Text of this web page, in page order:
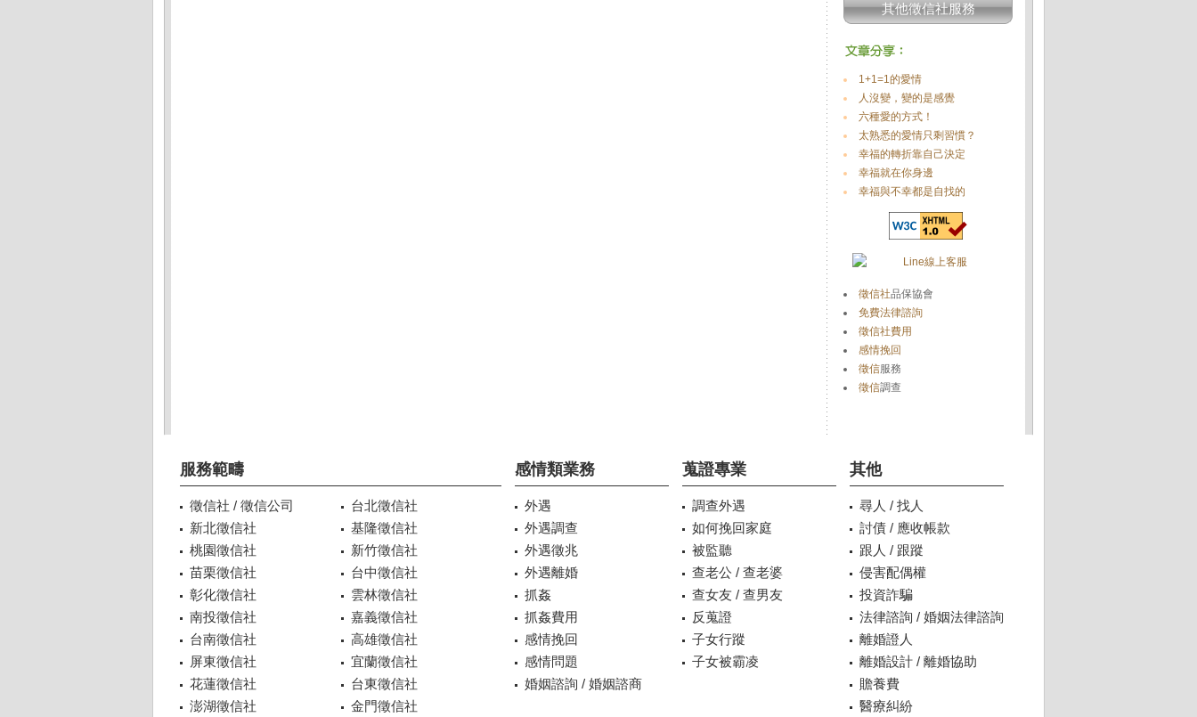
其他徵信社服務
1+1=1的愛情
人沒變，變的是感覺
六種愛的方式！
太熟悉的愛情只剩習慣？
幸福的轉折靠自己決定
幸福就在你身邊
幸福與不幸都是自找的
徵信社品保協會
免費法律諮詢
徵信社費用
感情挽回
徵信服務
徵信調查
服務範疇
徵信社 / 徵信公司
台北徵信社
新北徵信社
基隆徵信社
桃園徵信社
新竹徵信社
苗栗徵信社
台中徵信社
彰化徵信社
雲林徵信社
南投徵信社
嘉義徵信社
台南徵信社
高雄徵信社
屏東徵信社
宜蘭徵信社
花蓮徵信社
台東徵信社
澎湖徵信社
金門徵信社
感情類業務
外遇
外遇調查
外遇徵兆
外遇離婚
抓姦
抓姦費用
感情挽回
感情問題
婚姻諮詢 / 婚姻諮商
蒐證專業
調查外遇
如何挽回家庭
被監聽
查老公 / 查老婆
查女友 / 查男友
反蒐證
子女行蹤
子女被霸凌
其他
尋人 / 找人
討債 / 應收帳款
跟人 / 跟蹤
侵害配偶權
投資詐騙
法律諮詢 / 婚姻法律諮詢
離婚證人
離婚設計 / 離婚協助
贍養費
醫療糾紛